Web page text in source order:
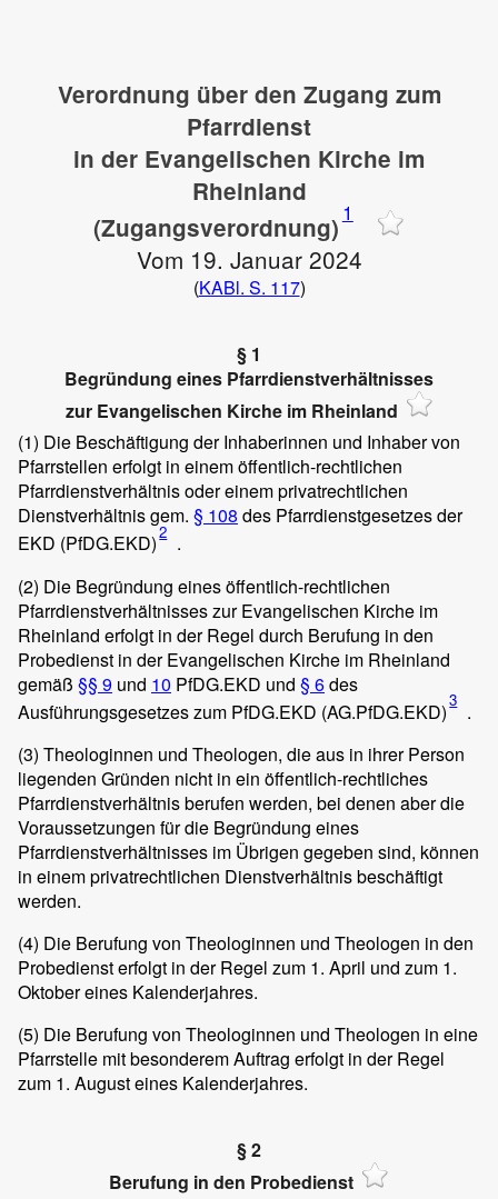
Verordnung über den Zugang zum
Pfarrdienst
in der Evangelischen Kirche im
Rheinland
(Zugangsverordnung) 1
Vom 19. Januar 2024
(KABl. S. 117)
§ 1
Begründung eines Pfarrdienstverhältnisses
zur Evangelischen Kirche im Rheinland
(1) Die Beschäftigung der Inhaberinnen und Inhaber von
Pfarrstellen erfolgt in einem öffentlich-rechtlichen
Pfarrdienstverhältnis oder einem privatrechtlichen
Dienstverhältnis gem. § 108 des Pfarrdienstgesetzes der
EKD (PfDG.EKD)2 .
(2) Die Begründung eines öffentlich-rechtlichen
Pfarrdienstverhältnisses zur Evangelischen Kirche im
Rheinland erfolgt in der Regel durch Berufung in den
Probedienst in der Evangelischen Kirche im Rheinland
gemäß §§ 9 und 10 PfDG.EKD und § 6des
Ausführungsgesetzes zum PfDG.EKD (AG.PfDG.EKD)3 .
(3) Theologinnen und Theologen, die aus in ihrer Person
liegenden Gründen nicht in ein öffentlich-rechtliches
Pfarrdienstverhältnis berufen werden, bei denen aber die
Voraussetzungen für die Begründung eines
Pfarrdienstverhältnisses im Übrigen gegeben sind, können
in einem privatrechtlichen Dienstverhältnis beschäftigt
werden.
(4) Die Berufung von Theologinnen und Theologen in den
Probedienst erfolgt in der Regel zum 1. April und zum 1.
Oktober eines Kalenderjahres.
(5) Die Berufung von Theologinnen und Theologen in eine
Pfarrstelle mit besonderem Auftrag erfolgt in der Regel
zum 1. August eines Kalenderjahres.
§ 2
Berufung in den Probedienst